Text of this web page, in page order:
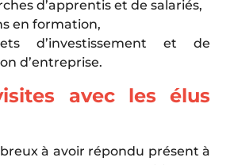
d’apprentis et de salariés,
en formation,
d’investissement et de
d’entreprise.
avec les élus
à avoir répondu présent à